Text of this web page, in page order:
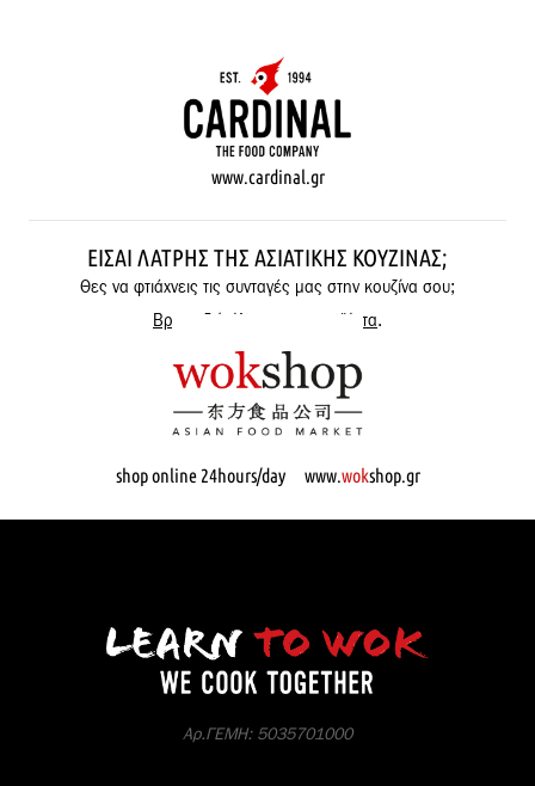
www.cardinal.gr
ΕΊΣΑΙ ΛΆΤΡΗΣ ΤΗΣ ΑΣΙΑΤΙΚΉΣ ΚΟΥΖΊΝΑΣ;
Θες να φτιάχνεις τις συνταγές μας στην κουζίνα σου;
Βρες εδώ όλα μας τα προϊόντα.
shop online 24hours/day www.wokshop.gr
Αρ.ΓΕΜΗ: 5035701000